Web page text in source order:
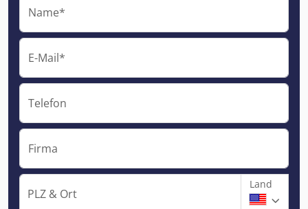
Name*
E-Mail*
Telefon
Firma
PLZ & Ort
Land